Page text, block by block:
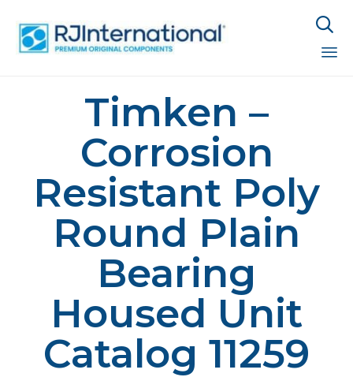

Timken –
Corrosion
Resistant Poly
Round Plain
Bearing
Housed Unit
Catalog 11259